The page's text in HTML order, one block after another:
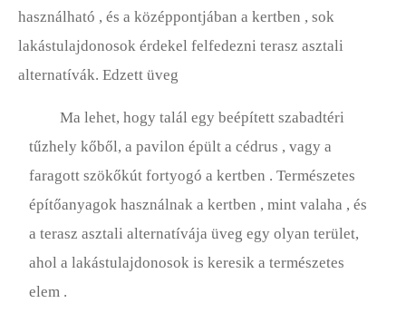
Rózsakert
Talaj
használható , és a középpontjában a kertben , sok
lakástulajdonosok érdekel felfedezni terasz asztali
alternatívák. Edzett üveg
Ma lehet, hogy talál egy beépített szabadtéri
tűzhely kőből, a pavilon épült a cédrus , vagy a
faragott szökőkút fortyogó a kertben . Természetes
építőanyagok használnak a kertben , mint valaha , és
a terasz asztali alternatívája üveg egy olyan terület,
ahol a lakástulajdonosok is keresik a természetes
elem .